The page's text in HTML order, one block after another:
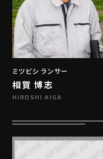
ミツビシ ランサー
相賀 博志
HIROSHI AIGA